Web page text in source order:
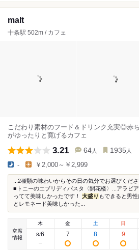
malt
十条駅 502m / カフェ
こだわり素材のフード＆ドリンク充実◎赤
がゆったりと寛げるカフェ
3.21 64 人 1935 人
- ￥2,000～￥2,999
...2種類の味わいからその日の気分でお選びくだ
■トニーのエブリディバスタ〈開花楼〉...アラビ
ってて美味しかったです！ 大盛り もできると男
とレモネード美味しかった...
空席
情報
木
8/6
金
7
土
8
日
9